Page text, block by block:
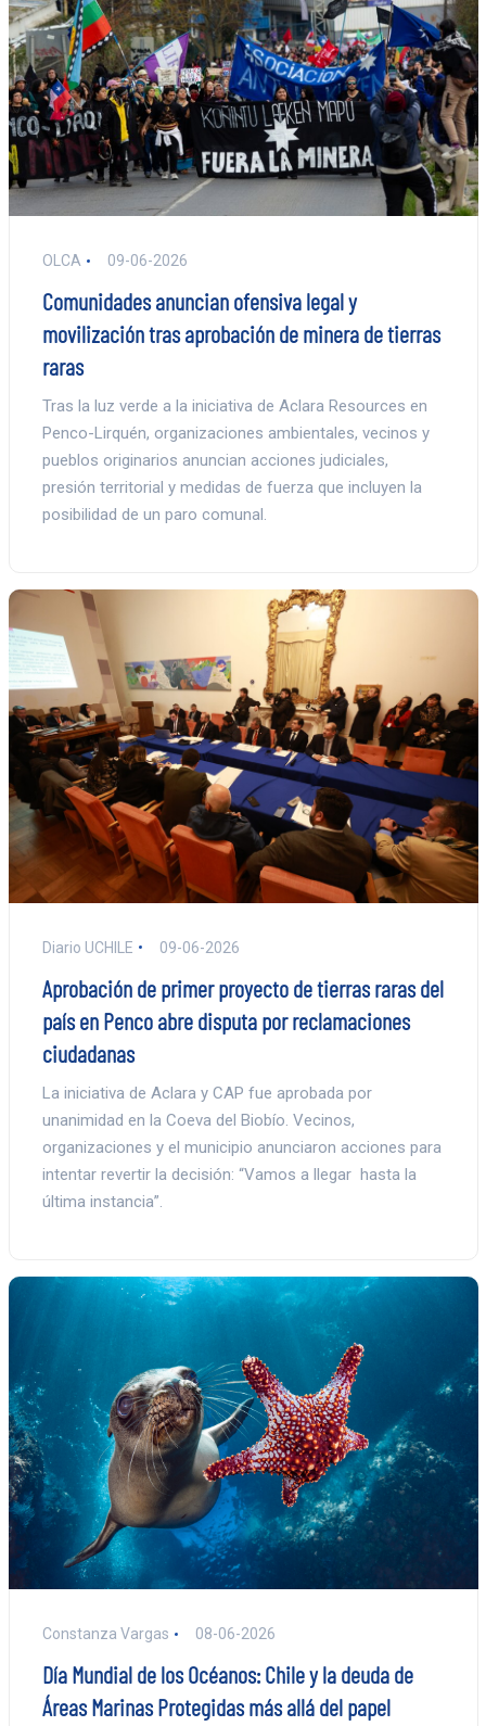
OLCA 09-06-2026
Comunidades anuncian ofensiva legal y
movilización tras aprobación de minera de tierras
raras
Tras la luz verde a la iniciativa de Aclara Resources en
Penco-Lirquén, organizaciones ambientales, vecinos y
pueblos originarios anuncian acciones judiciales,
presión territorial y medidas de fuerza que incluyen la
posibilidad de un paro comunal.
Diario UCHILE 09-06-2026
Aprobación de primer proyecto de tierras raras del
país en Penco abre disputa por reclamaciones
ciudadanas
La iniciativa de Aclara y CAP fue aprobada por
unanimidad en la Coeva del Biobío. Vecinos,
organizaciones y el municipio anunciaron acciones para
intentar revertir la decisión: “Vamos a llegar hasta la
última instancia”.
Constanza Vargas 08-06-2026
Día Mundial de los Océanos: Chile y la deuda de
Áreas Marinas Protegidas más allá del papel